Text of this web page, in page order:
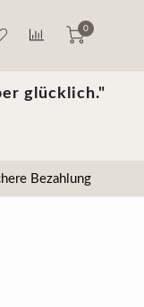
0
glücklich."
Bezahlung